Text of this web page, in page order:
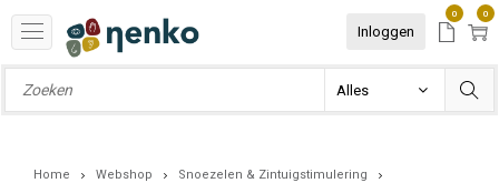
Inloggen
0 0
Home Webshop
Snoezelen & Zintuigstimulering